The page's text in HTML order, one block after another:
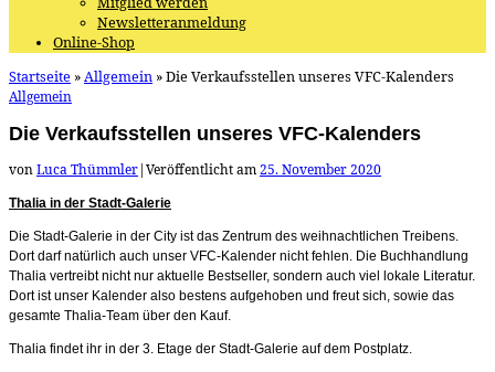
Newsletteranmeldung
Online-Shop
Startseite »Allgemein »Die Verkaufsstellen unseres VFC-Kalenders
Allgemein
Die Verkaufsstellen unseres VFC-Kalenders
vonLuca Thümmler|Veröffentlicht am25. November 2020
Thalia in der Stadt-Galerie
Die Stadt-Galerie in der City ist das Zentrum des weihnachtlichen Treibens.
Dort darf natürlich auch unser VFC-Kalender nicht fehlen. Die Buchhandlung
Thalia vertreibt nicht nur aktuelle Bestseller, sondern auch viel lokale Literatur.
Dort ist unser Kalender also bestens aufgehoben und freut sich, sowie das
gesamte Thalia-Team über den Kauf.
Thalia findet ihr in der 3. Etage der Stadt-Galerie auf dem Postplatz.